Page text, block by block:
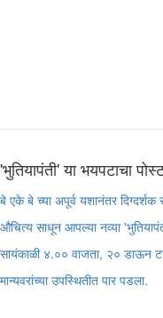
'भुतियापंती' या भयपटाचा
बे एके बे च्या अपूर्व यशानंतर दिग्दर्शक
औचित्य साधून आपल्या नव्या
सायंकाळी ४.०० वाजता, २० डाऊन
मान्यवरांच्या उपस्थितीत पार पडला.